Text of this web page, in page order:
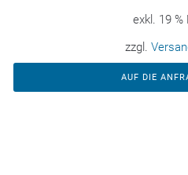
exkl. 19 %
zzgl.
AUF DIE